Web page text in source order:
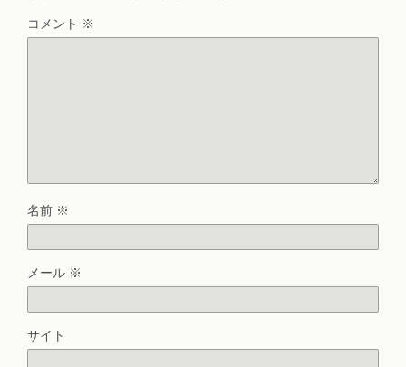
コメント ※
名前 ※
メール ※
サイト